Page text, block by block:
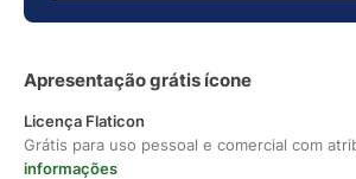
Apresentação grátis ícone
Licença Flaticon
Grátis para uso pessoal e comercial com
informações